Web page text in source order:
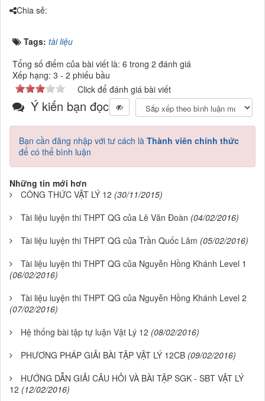
Chia sẻ:
Tags: tài liệu
Tổng số điểm của bài viết là: 6 trong 2 đánh giá
Xếp hạng: 3 - 2 phiếu bầu
Click để đánh giá bài viết
Ý kiến bạn đọc
Bạn cần đăng nhập với tư cách là Thành viên chính thức
để có thể bình luận
Những tin mới hơn
CÔNG THỨC VẬT LÝ 12 (30/11/2015)
Tài liệu luyện thi THPT QG của Lê Văn Đoàn (04/02/2016)
Tài liệu luyện thi THPT QG của Trần Quốc Lâm (05/02/2016)
Tài liệu luyện thi THPT QG của Nguyễn Hồng Khánh Level 1
(06/02/2016)
Tài liệu luyện thi THPT QG của Nguyễn Hồng Khánh Level 2
(07/02/2016)
Hệ thống bài tập tự luận Vật Lý 12 (08/02/2016)
PHƯƠNG PHÁP GIẢI BÀI TẬP VẬT LÝ 12CB (09/02/2016)
HƯỚNG DẪN GIẢI CÂU HỎI VÀ BÀI TẬP SGK - SBT VẬT LÝ
12 (12/02/2016)